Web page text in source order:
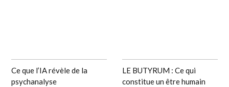
Ce que l’IA révèle de la
psychanalyse
LE BUTYRUM : Ce qui
constitue un être humain